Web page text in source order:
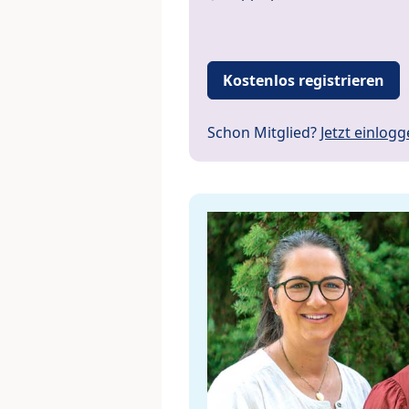
Kostenlos registrieren
Schon Mitglied? Jetzt